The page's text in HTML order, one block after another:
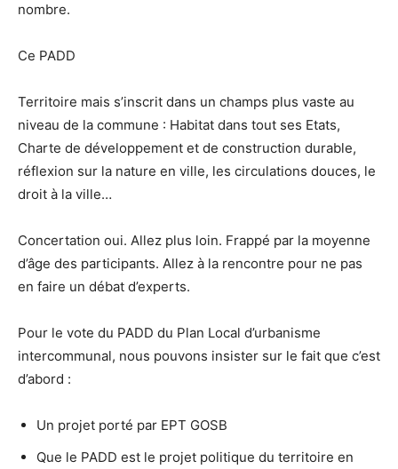
nombre.
Ce PADD
Territoire mais s’inscrit dans un champs plus vaste au
niveau de la commune : Habitat dans tout ses Etats,
Charte de développement et de construction durable,
réflexion sur la nature en ville, les circulations douces, le
droit à la ville…
Concertation oui. Allez plus loin. Frappé par la moyenne
d’âge des participants. Allez à la rencontre pour ne pas
en faire un débat d’experts.
Pour le vote du PADD du Plan Local d’urbanisme
intercommunal, nous pouvons insister sur le fait que c’est
d’abord :
Un projet porté par EPT GOSB
Que le PADD est le projet politique du territoire en